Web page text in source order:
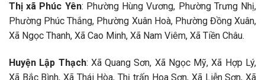
Thị xã Phúc Yên: Phường Hùng Vương, Phường Trưng Nhị,
Phường Phúc Thắng, Phường Xuân Hoà, Phường Đồng Xuân,
Xã Ngọc Thanh, Xã Cao Minh, Xã Nam Viêm, Xã Tiền Châu.
Huyện Lập Thạch: Xã Quang Sơn, Xã Ngọc Mỹ, Xã Hợp Lý,
Xã Bắc Bình, Xã Thái Hòa, Thị trấn Hoa Sơn, Xã Liễn Sơn, Xã